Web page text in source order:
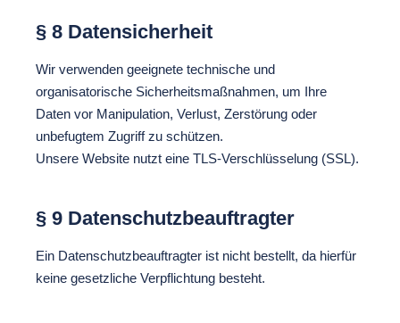
§ 8 Datensicherheit
Wir verwenden geeignete technische und
organisatorische Sicherheitsmaßnahmen, um Ihre
Daten vor Manipulation, Verlust, Zerstörung oder
unbefugtem Zugriff zu schützen.
Unsere Website nutzt eine TLS-Verschlüsselung (SSL).
§ 9 Datenschutzbeauftragter
Ein Datenschutzbeauftragter ist nicht bestellt, da hierfür
keine gesetzliche Verpflichtung besteht.